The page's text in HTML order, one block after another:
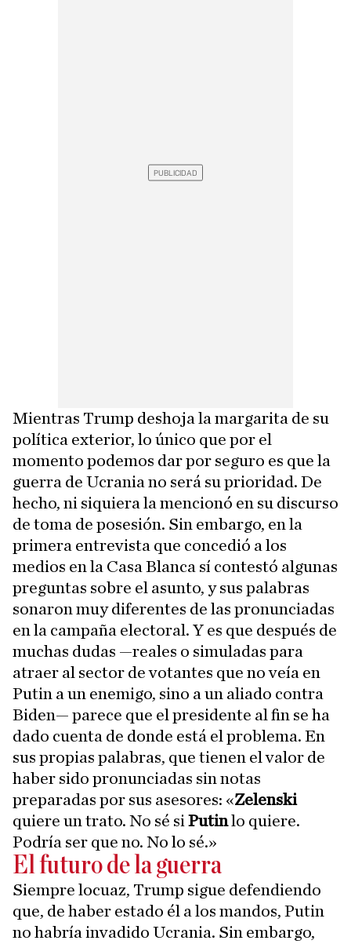
Mientras Trump deshoja la margarita de su
política exterior, lo único que por el
momento podemos dar por seguro es que la
guerra de Ucrania no será su prioridad. De
hecho, ni siquiera la mencionó en su discurso
de toma de posesión. Sin embargo, en la
primera entrevista que concedió a los
medios en la Casa Blanca sí contestó algunas
preguntas sobre el asunto, y sus palabras
sonaron muy diferentes de las pronunciadas
en la campaña electoral. Y es que después de
muchas dudas —reales o simuladas para
atraer al sector de votantes que no veía en
Putin a un enemigo, sino a un aliado contra
Biden— parece que el presidente al fin se ha
dado cuenta de donde está el problema. En
sus propias palabras, que tienen el valor de
haber sido pronunciadas sin notas
preparadas por sus asesores: «Zelenski
quiere un trato. No sé si Putinlo quiere.
Podría ser que no. No lo sé.»
El futuro de la guerra
Siempre locuaz, Trump sigue defendiendo
que, de haber estado él a los mandos, Putin
no habría invadido Ucrania. Sin embargo,